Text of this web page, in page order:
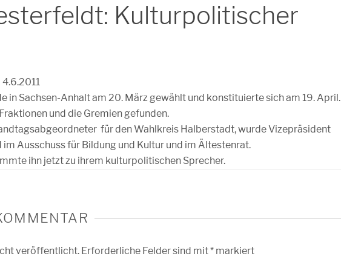
Kulturpolitischer
in Sachsen-Anhalt am 20. März gewählt und konstituierte sich am 19. April.
und die Gremien gefunden.
für den Wahlkreis Halberstadt, wurde Vizepräsident
Ausschuss für Bildung und Kultur und im Ältestenrat.
ihn jetzt zu ihrem kulturpolitischen Sprecher.
veröffentlicht. Erforderliche Felder sind mit* markiert